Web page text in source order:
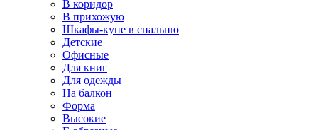
В коридор
В прихожую
Шкафы-купе в спальню
Детские
Офисные
Для книг
Для одежды
На балкон
Форма
Высокие